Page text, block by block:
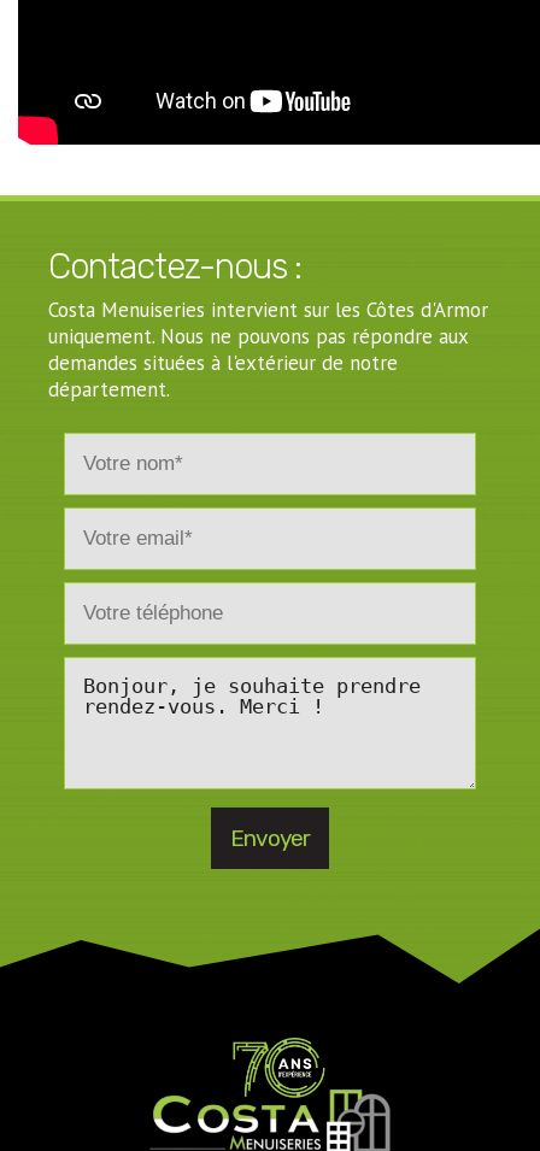
Contactez-nous :
Costa Menuiseries intervient sur les Côtes d'Armor
uniquement. Nous ne pouvons pas répondre aux
demandes situées à l'extérieur de notre
département.